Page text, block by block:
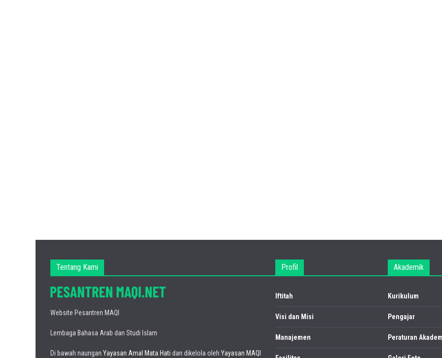
Tentang Kami
Website Pesantren MAQI
Lembaga Bahasa Arab dan Studi Islam
Di bawah naungan Yayasan Amal Mata Hati dan dikelola oleh Yayasan MAQI
Profil
Iftitah
Visi dan Misi
Manajemen
Akademik
Kurikulum
Pengajar
Peraturan